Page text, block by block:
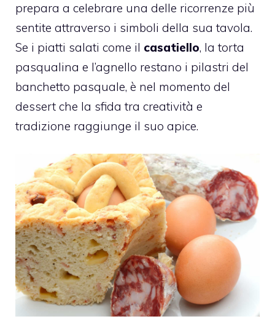
prepara a celebrare una delle ricorrenze più
sentite attraverso i simboli della sua tavola.
Se i piatti salati come il casatiello, la torta
pasqualina e l’agnello restano i pilastri del
banchetto pasquale, è nel momento del
dessert che la sfida tra creatività e
tradizione raggiunge il suo apice.